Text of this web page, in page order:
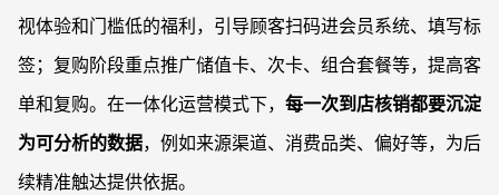
视体验和门槛低的福利，引导顾客扫码进会员系统、填写标
签；复购阶段重点推广储值卡、次卡、组合套餐等，提高客
单和复购。在一体化运营模式下， 每一次到店核销都要沉淀
为可分析的数据，例如来源渠道、消费品类、偏好等，为后
续精准触达提供依据。